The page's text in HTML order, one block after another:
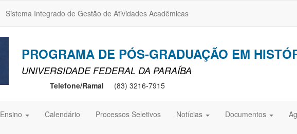
Sistema Integrado de Gestão de Atividades Acadêmicas
PROGRAMA DE PÓS-GRADUAÇÃO EM
UNIVERSIDADE FEDERAL DA PARAÍBA
Telefone/Ramal (83) 3216-7915
Ensino Calendário Processos Seletivos Notícias Documentos